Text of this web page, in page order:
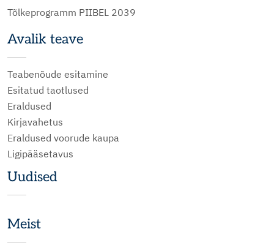
Tõlkeprogramm PIIBEL 2039
Avalik teave
Teabenõude esitamine
Esitatud taotlused
Eraldused
Kirjavahetus
Eraldused voorude kaupa
Ligipääsetavus
Uudised
Meist